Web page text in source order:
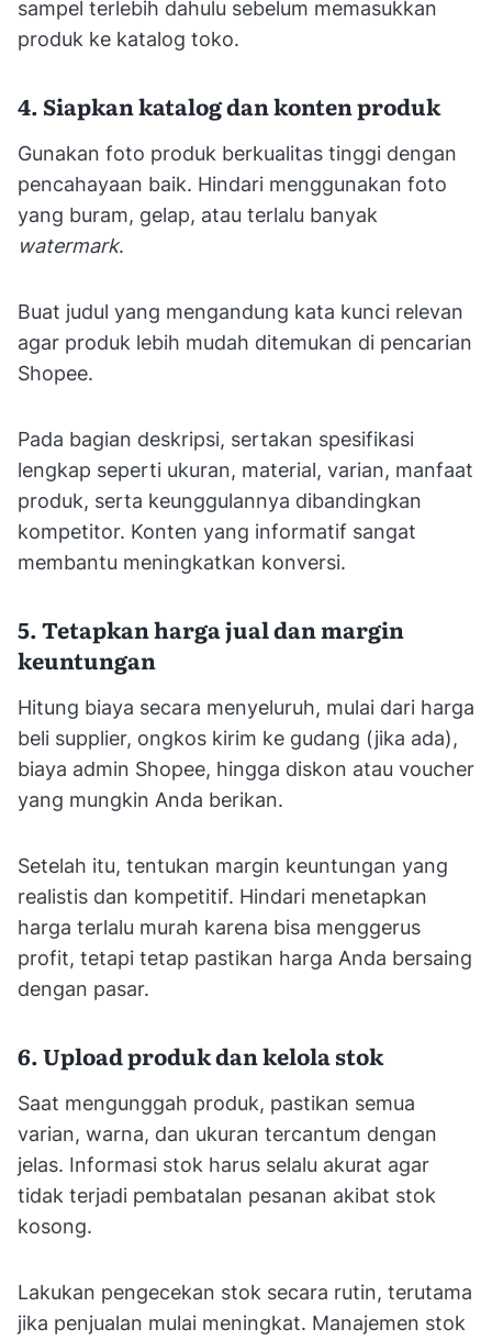
sampel terlebih dahulu sebelum memasukkan
produk ke katalog toko.
4. Siapkan katalog dan konten produk
Gunakan foto produk berkualitas tinggi dengan
pencahayaan baik. Hindari menggunakan foto
yang buram, gelap, atau terlalu banyak
watermark.
Buat judul yang mengandung kata kunci relevan
agar produk lebih mudah ditemukan di pencarian
Shopee.
Pada bagian deskripsi, sertakan spesifikasi
lengkap seperti ukuran, material, varian, manfaat
produk, serta keunggulannya dibandingkan
kompetitor. Konten yang informatif sangat
membantu meningkatkan konversi.
5. Tetapkan harga jual dan margin
keuntungan
Hitung biaya secara menyeluruh, mulai dari harga
beli supplier, ongkos kirim ke gudang (jika ada),
biaya admin Shopee, hingga diskon atau voucher
yang mungkin Anda berikan.
Setelah itu, tentukan margin keuntungan yang
realistis dan kompetitif. Hindari menetapkan
harga terlalu murah karena bisa menggerus
profit, tetapi tetap pastikan harga Anda bersaing
dengan pasar.
6. Upload produk dan kelola stok
Saat mengunggah produk, pastikan semua
varian, warna, dan ukuran tercantum dengan
jelas. Informasi stok harus selalu akurat agar
tidak terjadi pembatalan pesanan akibat stok
kosong.
Lakukan pengecekan stok secara rutin, terutama
jika penjualan mulai meningkat. Manajemen stok